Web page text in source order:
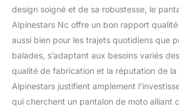
design soigné et de sa robustesse, le
Alpinestars Nc offre un bon rapport
aussi bien pour les trajets quotidiens que
balades, s’adaptant aux besoins variés
qualité de fabrication et la réputation de la
Alpinestars justifient amplement
qui cherchent un pantalon de moto alliant